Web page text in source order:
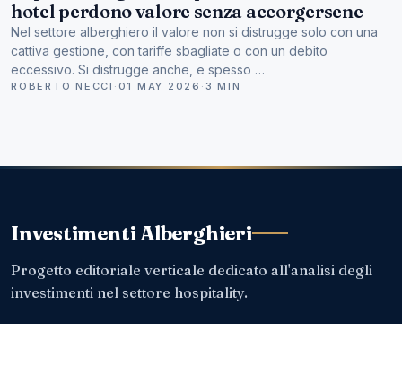
hotel perdono valore senza accorgersene
Nel settore alberghiero il valore non si distrugge solo con una
cattiva gestione, con tariffe sbagliate o con un debito
eccessivo. Si distrugge anche, e spesso …
ROBERTO NECCI · 01 MAY 2026 · 3 MIN
Investimenti Alberghieri
Progetto editoriale verticale dedicato all'analisi degli
investimenti nel settore hospitality.